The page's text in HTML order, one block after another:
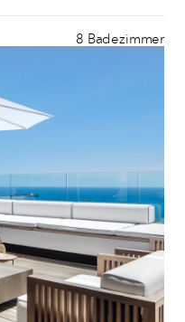
8 Badezimmer